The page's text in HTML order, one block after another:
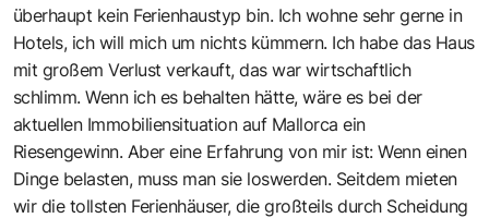
überhaupt kein Ferienhaustyp bin. Ich wohne sehr gerne in
Hotels, ich will mich um nichts kümmern. Ich habe das Haus
mit großem Verlust verkauft, das war wirtschaftlich
schlimm. Wenn ich es behalten hätte, wäre es bei der
aktuellen Immobiliensituation auf Mallorca ein
Riesengewinn. Aber eine Erfahrung von mir ist: Wenn einen
Dinge belasten, muss man sie loswerden. Seitdem mieten
wir die tollsten Ferienhäuser, die großteils durch Scheidung